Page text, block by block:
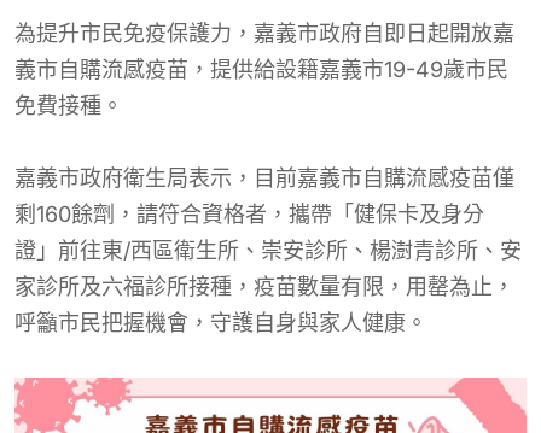
為提升市民免疫保護力，嘉義市政府自即日起開放嘉
義市自購流感疫苗，提供給設籍嘉義市19-49歲市民
免費接種。
嘉義市政府衛生局表示，目前嘉義市自購流感疫苗僅
剩160餘劑，請符合資格者，攜帶「健保卡及身分
證」前往東/西區衛生所、崇安診所、楊澍青診所、安
家診所及六福診所接種，疫苗數量有限，用罄為止，
呼籲市民把握機會，守護自身與家人健康。